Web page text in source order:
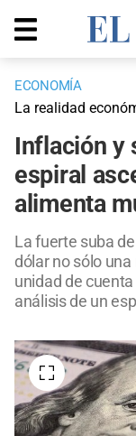
ECONOMÍA
La realidad
Inflación y
espiral
alimenta
La fuerte suba
dólar no sólo
unidad de
análisis de un